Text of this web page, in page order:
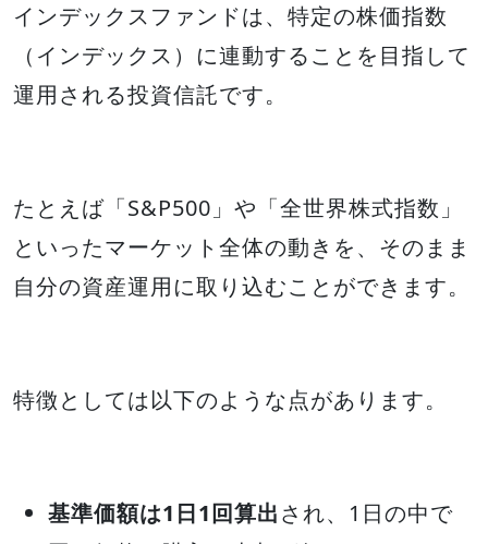
インデックスファンドは、特定の株価指数
（インデックス）に連動することを目指して
運用される投資信託です。
たとえば「S&P500」や「全世界株式指数」
といったマーケット全体の動きを、そのまま
自分の資産運用に取り込むことができます。
特徴としては以下のような点があります。
基準価額は1日1回算出され、1日の中で